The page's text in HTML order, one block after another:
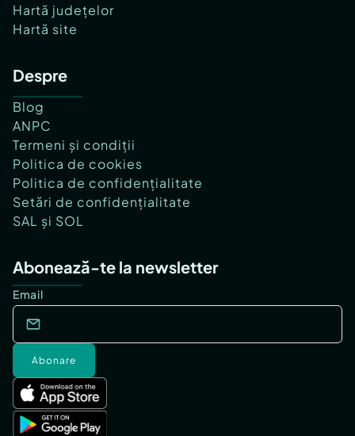
Hartă județelor
Hartă site
Despre
Blog
ANPC
Termeni și condiții
Politica de cookies
Politica de confidențialitate
Setări de confidențialitate
SAL și SOL
Abonează-te la newsletter
Email
Abonare